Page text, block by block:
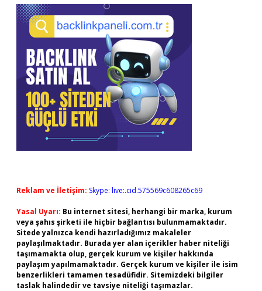
Reklam ve İletişim: Skype: live:.cid.575569c608265c69
Yasal Uyarı: Bu internet sitesi, herhangi bir marka, kurum
veya şahıs şirketi ile hiçbir bağlantısı bulunmamaktadır.
Sitede yalnızca kendi hazırladığımız makaleler
paylaşılmaktadır. Burada yer alan içerikler haber niteliği
taşımamakta olup, gerçek kurum ve kişiler hakkında
paylaşım yapılmamaktadır. Gerçek kurum ve kişiler ile isim
benzerlikleri tamamen tesadüfidir. Sitemizdeki bilgiler
taslak halindedir ve tavsiye niteliği taşımazlar.